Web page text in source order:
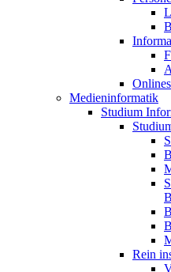
Medieninformatik
Studium
Rein